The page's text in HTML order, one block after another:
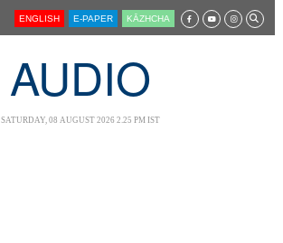
ENGLISH E-PAPER KĀZHCHA
AUDIO
SATURDAY, 08 AUGUST 2026 2.25 PM IST